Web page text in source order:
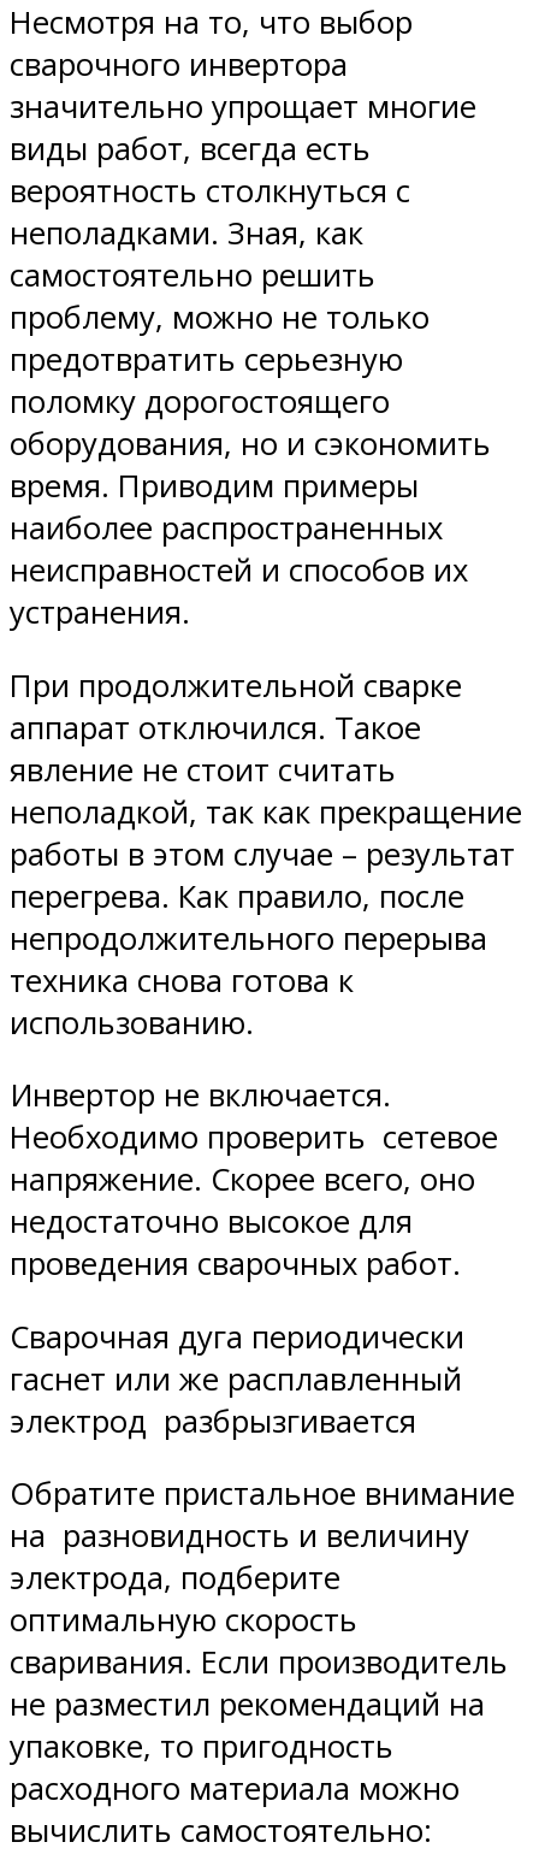
Несмотря на то, что выбор
сварочного инвертора
значительно упрощает многие
виды работ, всегда есть
вероятность столкнуться с
неполадками. Зная, как
самостоятельно решить
проблему, можно не только
предотвратить серьезную
поломку дорогостоящего
оборудования, но и сэкономить
время. Приводим примеры
наиболее распространенных
неисправностей и способов их
устранения.
При продолжительной сварке
аппарат отключился. Такое
явление не стоит считать
неполадкой, так как прекращение
работы в этом случае – результат
перегрева. Как правило, после
непродолжительного перерыва
техника снова готова к
использованию.
Инвертор не включается.
Необходимо проверить сетевое
напряжение. Скорее всего, оно
недостаточно высокое для
проведения сварочных работ.
Сварочная дуга периодически
гаснет или же расплавленный
электрод разбрызгивается
Обратите пристальное внимание
на разновидность и величину
электрода, подберите
оптимальную скорость
сваривания. Если производитель
не разместил рекомендаций на
упаковке, то пригодность
расходного материала можно
вычислить самостоятельно: